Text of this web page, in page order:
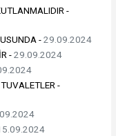
-
-29.09.2024
-29.09.2024
-